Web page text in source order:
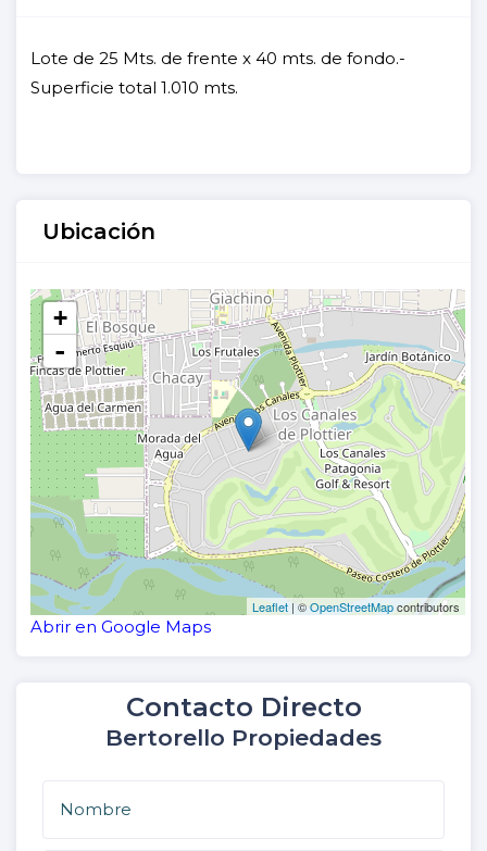
Lote de 25 Mts. de frente x 40 mts. de fondo.-
Superficie total 1.010 mts.
Ubicación
+
-
Leaflet | ©OpenStreetMapcontributors
Abrir en Google Maps
Contacto Directo
Bertorello Propiedades